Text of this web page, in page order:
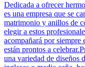
Dedicada a ofrecer
es una empresa que se
matrimonio y anillos de
elegir a estos
acompañará por siempre
están prontos a
una variedad de diseños